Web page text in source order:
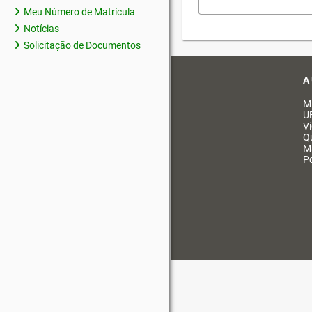
Meu Número de Matrícula
Notícias
Solicitação de Documentos
A